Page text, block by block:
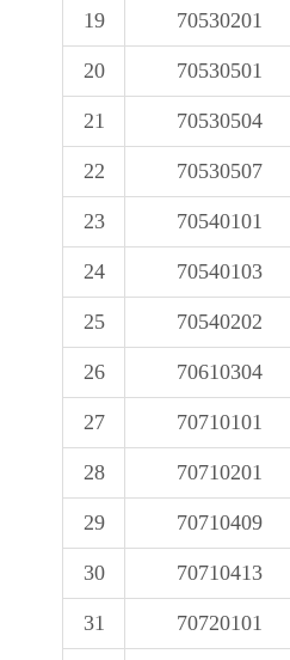
19 70530201
20 70530501
21 70530504
22 70530507
23 70540101
24 70540103
25 70540202
26 70610304
27 70710101
28 70710201
29 70710409
30 70710413
31 70720101